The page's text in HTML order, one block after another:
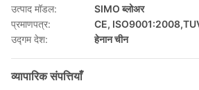
उत्पाद मॉडल:
SIMO ब्लोअर
प्रमाणपत्र:
CE,
उद्गम देश:
हेनान चीन
व्यापारिक संपत्तियाँ